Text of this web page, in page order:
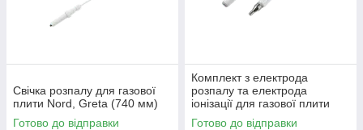
Свічка розпалу для газової
плити Nord, Greta (740 мм)
Готово до відправки
Комплект з електрода
розпалу та електрода
іонізації для газової плити
№4 (2 штуки)
Готово до відправки